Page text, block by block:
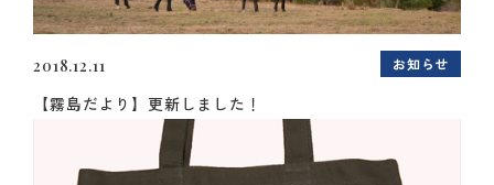
2018.12.11 お知らせ
【霧島だより】更新しました！